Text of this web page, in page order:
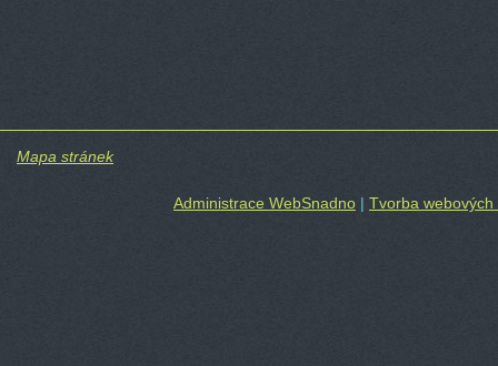
Mapa stránek
Administrace WebSnadno | Tvorba